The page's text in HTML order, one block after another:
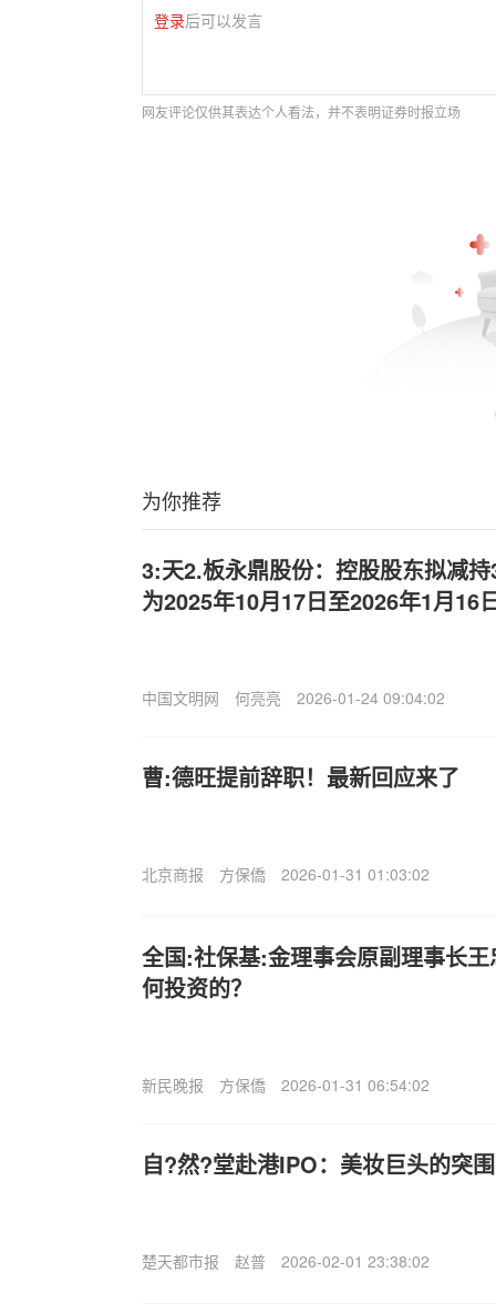
登录后可以发言
网友评论仅供其表达个人看法，并不表明证券时报立场
为你推荐
3:天2.板永鼎股份：控股股东拟减
为2025年10月17日至2026年1月16
中国文明网 何亮亮 2026-01-24 09:04:02
曹:德旺提前辞职！最新回应来了
北京商报 方保僑 2026-01-31 01:03:02
全国:社保基:金理事会原副理事长
何投资的？
新民晚报 方保僑 2026-01-31 06:54:02
自?然?堂赴港IPO：美妆巨头的突
楚天都市报 赵普 2026-02-01 23:38:02